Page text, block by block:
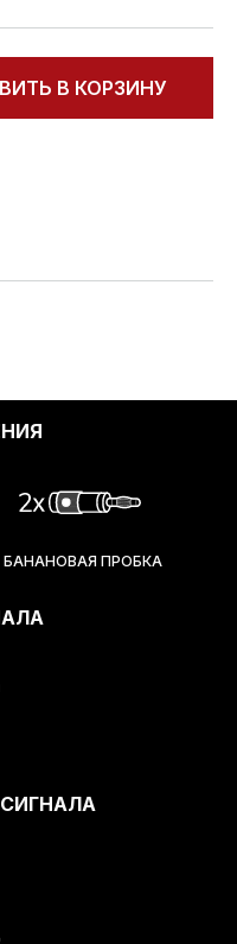
введите
В КОРЗИНУ
БАНАНОВАЯ ПРОБКА